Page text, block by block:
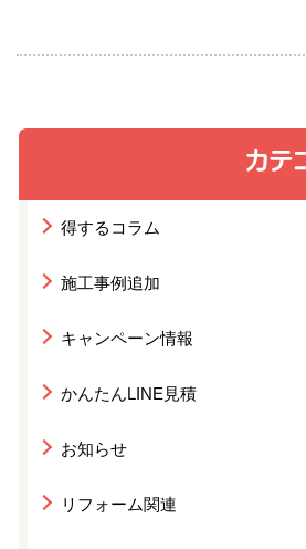
得するコラム
施工事例追加
キャンペーン情報
かんたんLINE見積
お知らせ
リフォーム関連